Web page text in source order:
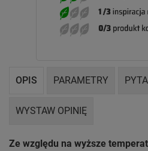
OPIS PARAMETRY
WYSTAW OPINIĘ
Ze względu na wyższe